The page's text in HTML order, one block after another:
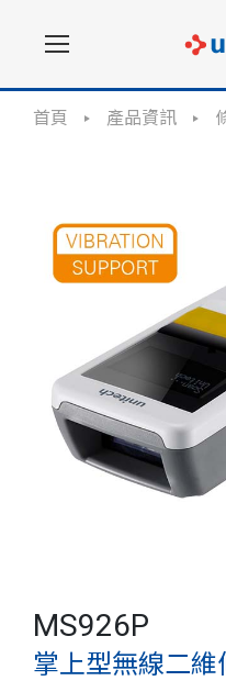
首頁 產品資訊
MS926P
掌上型無線二維